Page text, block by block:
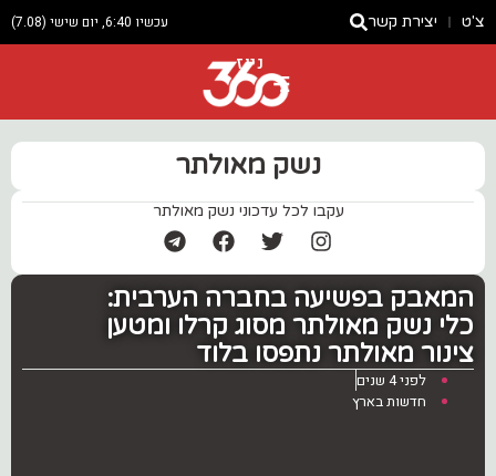
צ'ט יצירת קשר עכשיו 6:40, יום שישי (7.08)
ניוז
נשק מאולתר
עקבו לכל עדכוני נשק מאולתר
המאבק בפשיעה בחברה הערבית:
כלי נשק מאולתר מסוג קרלו ומטען
צינור מאולתר נתפסו בלוד
לפני 4 שנים
חדשות בארץ